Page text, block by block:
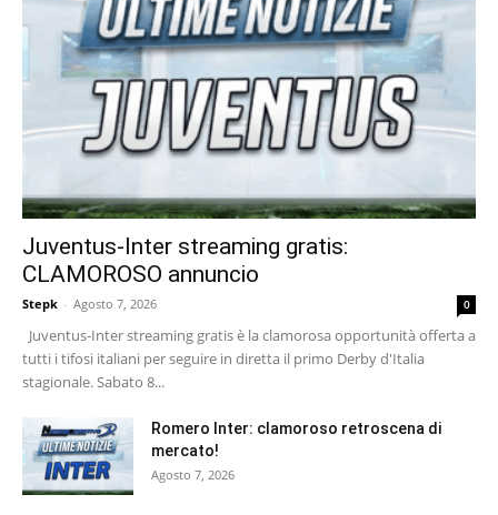
Juventus-Inter streaming gratis:
CLAMOROSO annuncio
Stepk - Agosto 7, 2026 0
Juventus-Inter streaming gratis è la clamorosa opportunità offerta a
tutti i tifosi italiani per seguire in diretta il primo Derby d'Italia
stagionale. Sabato 8...
Romero Inter: clamoroso retroscena di
mercato!
Agosto 7, 2026